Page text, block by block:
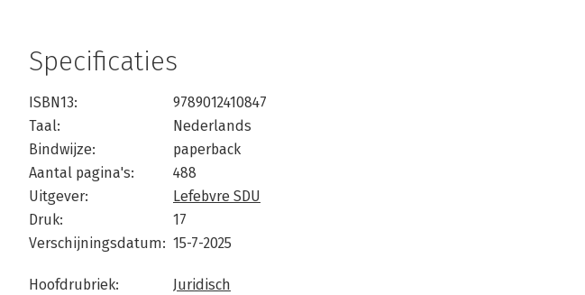
Specificaties
ISBN13:
9789012410847
Taal:
Nederlands
Bindwijze:
paperback
Aantal pagina's:
488
Uitgever:
Lefebvre SDU
Druk:
17
Verschijningsdatum: 15-7-2025
Hoofdrubriek:
Juridisch